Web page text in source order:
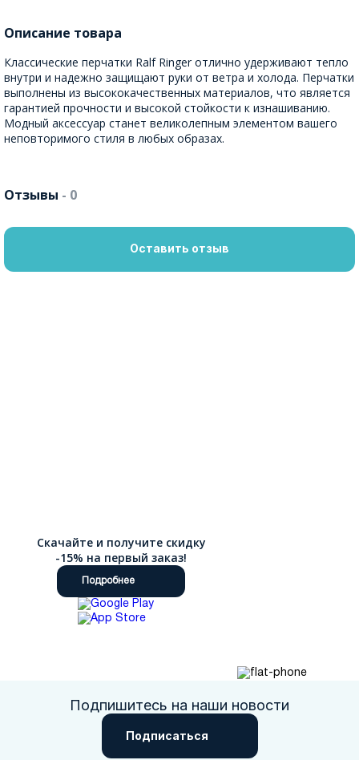
Описание товара
Классические перчатки Ralf Ringer отлично удерживают тепло
внутри и надежно защищают руки от ветра и холода. Перчатки
выполнены из высококачественных материалов, что является
гарантией прочности и высокой стойкости к изнашиванию.
Модный аксессуар станет великолепным элементом вашего
неповторимого стиля в любых образах.
Отзывы - 0
Оставить отзыв
Скачайте и получите скидку
-15% на первый заказ!
Подробнее
Подпишитесь на наши новости
Подписаться